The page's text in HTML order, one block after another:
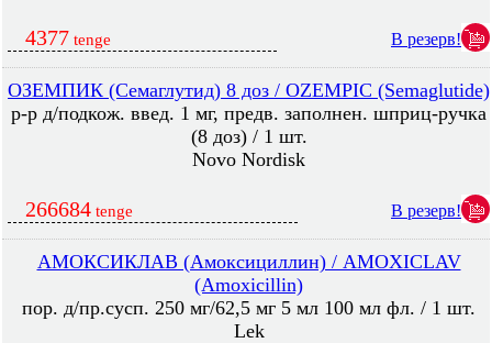
4377 tenge В резерв!
ОЗЕМПИК (Семаглутид) 8 доз / OZEMPIC (Semaglutide)
р-р д/подкож. введ. 1 мг, предв. заполнен. шприц-ручка
(8 доз) / 1 шт.
Novo Nordisk
266684 tenge В резерв!
АМОКСИКЛАВ (Амоксициллин) / AMOXICLAV
(Amoxicillin)
пор. д/пр.сусп. 250 мг/62,5 мг 5 мл 100 мл фл. / 1 шт.
Lek